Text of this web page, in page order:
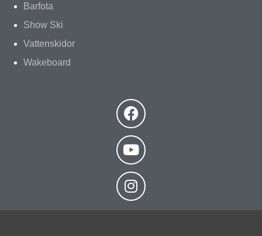
Barfota
Show Ski
Vattenskidor
Wakeboard